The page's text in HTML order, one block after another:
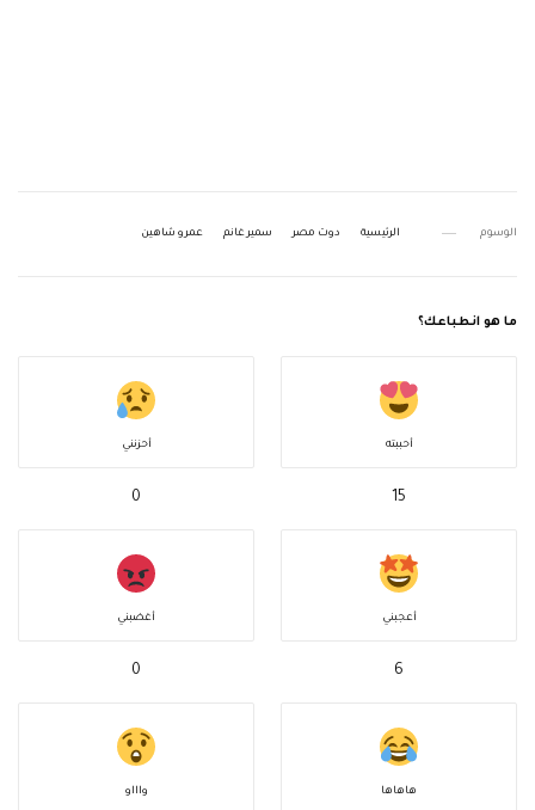
الوسوم الرئيسية دوت مصر سمير غانم عمرو شاهين
ما هو انطباعك؟
أحببته
15
أحزنني
0
أعجبني
6
أغضبني
0
هاهاها واااو